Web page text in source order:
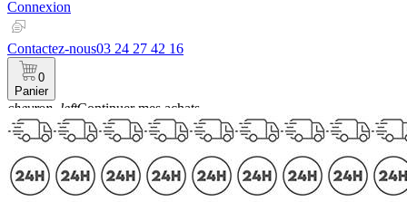
Connexion
Contactez-nous03 24 27 42 16
0
Panier
chevron_leftContinuer mes achats
Panier